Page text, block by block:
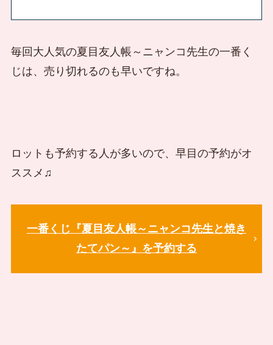
毎回大人気の夏目友人帳～ニャンコ先生の一番く
じは、売り切れるのも早いですね。
ロットも予約する人が多いので、早目の予約がオ
ススメ♫
一番くじ『夏目友人帳～ニャンコ先生と焼き
たてパン～』を予約する